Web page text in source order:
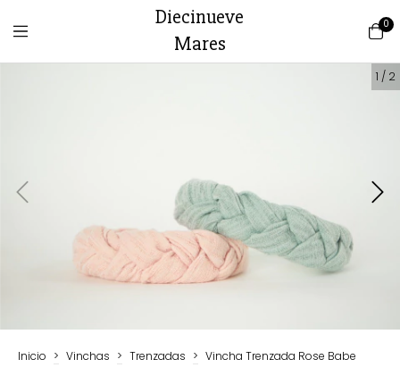
Diecinueve
Mares
0
1 / 2
Inicio > Vinchas > Trenzadas > Vincha Trenzada Rose Babe